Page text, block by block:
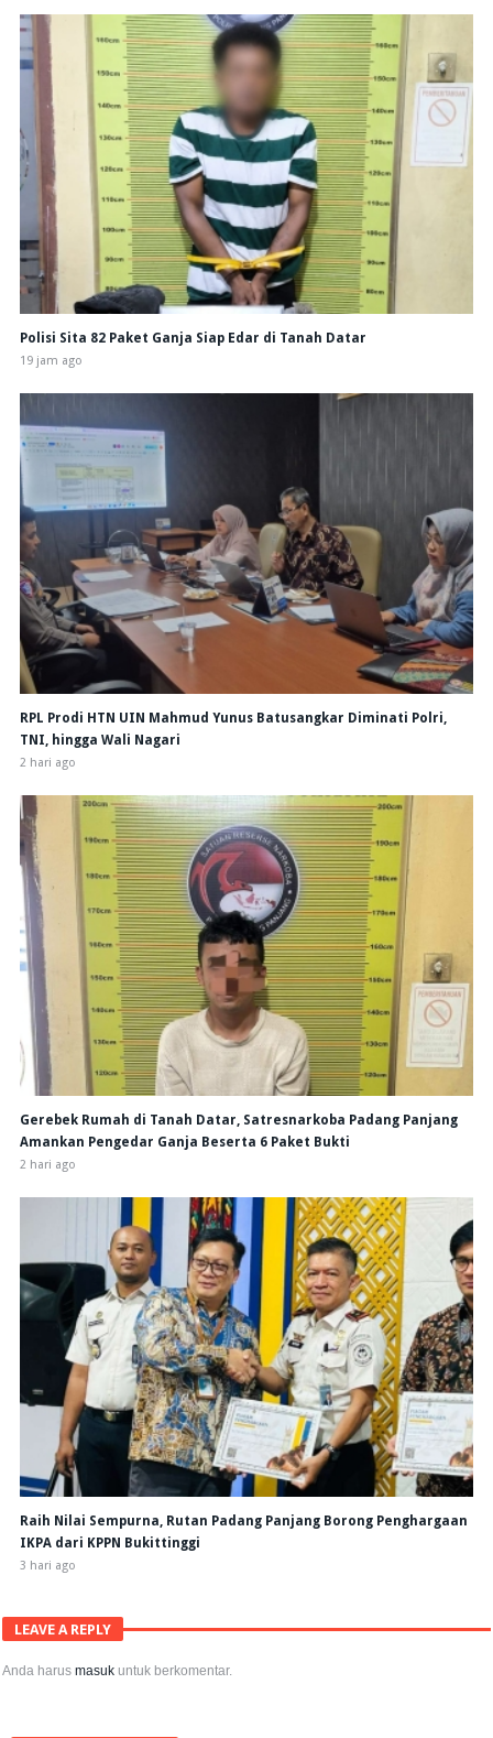
Polisi Sita 82 Paket Ganja Siap Edar di Tanah Datar
19 jam ago
RPL Prodi HTN UIN Mahmud Yunus Batusangkar Diminati Polri,
TNI, hingga Wali Nagari
2 hari ago
Gerebek Rumah di Tanah Datar, Satresnarkoba Padang Panjang
Amankan Pengedar Ganja Beserta 6 Paket Bukti
2 hari ago
Raih Nilai Sempurna, Rutan Padang Panjang Borong Penghargaan
IKPA dari KPPN Bukittinggi
3 hari ago
LEAVE A REPLY
Anda harusmasuk untuk berkomentar.